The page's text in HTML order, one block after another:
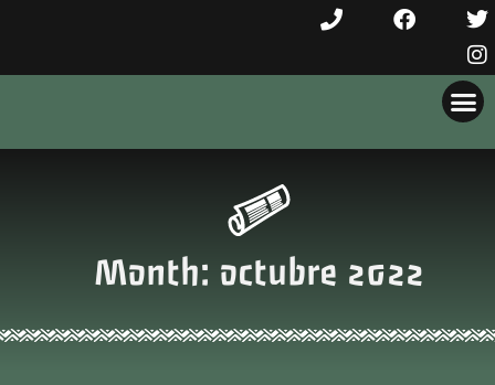
Month: octubre 2022